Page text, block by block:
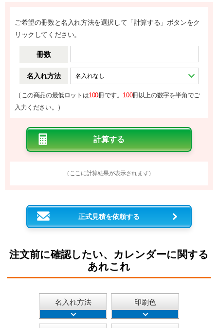
ご希望の冊数と名入れ方法を選択して「計算する」ボタンをク
リックしてください。
冊数
名入れ方法
（ この商品の最低ロットは100冊です。 100冊以上の数字を半角でご
入力ください。
）
（ここに計算結果が表示されます）
正式見積を依頼する
注文前に確認したい、カレンダーに関する
あれこれ
名入れ方法 印刷色